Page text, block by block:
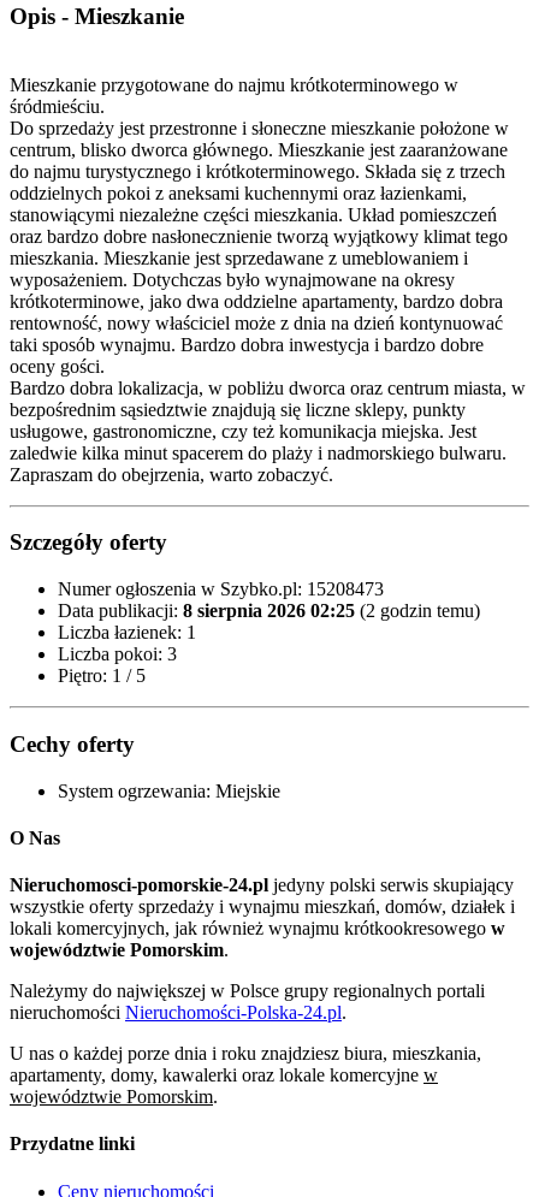
Opis - Mieszkanie
Mieszkanie przygotowane do najmu krótkoterminowego w
śródmieściu.
Do sprzedaży jest przestronne i słoneczne mieszkanie położone w
centrum, blisko dworca głównego. Mieszkanie jest zaaranżowane
do najmu turystycznego i krótkoterminowego. Składa się z trzech
oddzielnych pokoi z aneksami kuchennymi oraz łazienkami,
stanowiącymi niezależne części mieszkania. Układ pomieszczeń
oraz bardzo dobre nasłonecznienie tworzą wyjątkowy klimat tego
mieszkania. Mieszkanie jest sprzedawane z umeblowaniem i
wyposażeniem. Dotychczas było wynajmowane na okresy
krótkoterminowe, jako dwa oddzielne apartamenty, bardzo dobra
rentowność, nowy właściciel może z dnia na dzień kontynuować
taki sposób wynajmu. Bardzo dobra inwestycja i bardzo dobre
oceny gości.
Bardzo dobra lokalizacja, w pobliżu dworca oraz centrum miasta, w
bezpośrednim sąsiedztwie znajdują się liczne sklepy, punkty
usługowe, gastronomiczne, czy też komunikacja miejska. Jest
zaledwie kilka minut spacerem do plaży i nadmorskiego bulwaru.
Zapraszam do obejrzenia, warto zobaczyć.
Szczegóły oferty
Numer ogłoszenia w Szybko.pl: 15208473
Data publikacji: 8 sierpnia 2026 02:25 (2 godzin temu)
Liczba łazienek: 1
Liczba pokoi: 3
Piętro: 1 / 5
Cechy oferty
System ogrzewania: Miejskie
O Nas
Nieruchomosci-pomorskie-24.pl jedyny polski serwis skupiający
wszystkie oferty sprzedaży i wynajmu mieszkań, domów, działek i
lokali komercyjnych, jak również wynajmu krótkookresowego w
województwie Pomorskim.
Należymy do największej w Polsce grupy regionalnych portali
nieruchomości Nieruchomości-Polska-24.pl.
U nas o każdej porze dnia i roku znajdziesz biura, mieszkania,
apartamenty, domy, kawalerki oraz lokale komercyjne w
województwie Pomorskim.
Przydatne linki
Ceny nieruchomości